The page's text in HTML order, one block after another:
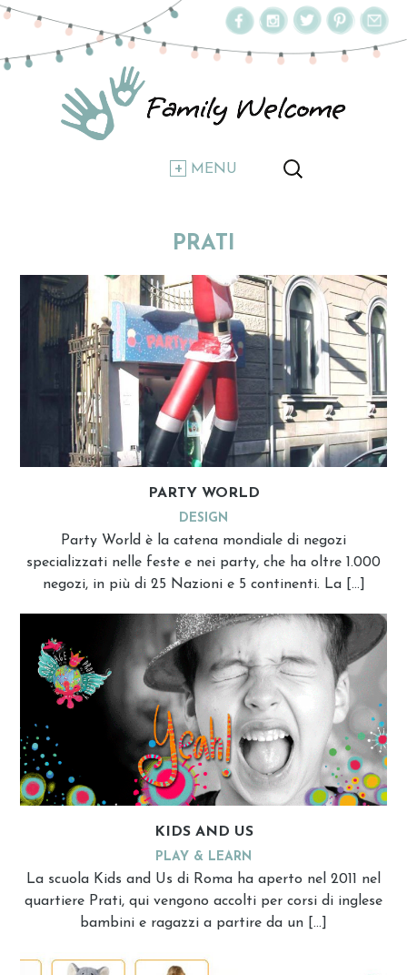
MENU
PRATI
PARTY WORLD
DESIGN
Party World è la catena mondiale di negozi
specializzati nelle feste e nei party, che ha oltre 1.000
negozi, in più di 25 Nazioni e 5 continenti. La […]
KIDS AND US
PLAY & LEARN
La scuola Kids and Us di Roma ha aperto nel 2011 nel
quartiere Prati, qui vengono accolti per corsi di inglese
bambini e ragazzi a partire da un […]